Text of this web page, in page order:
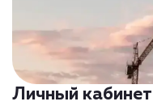
Личный